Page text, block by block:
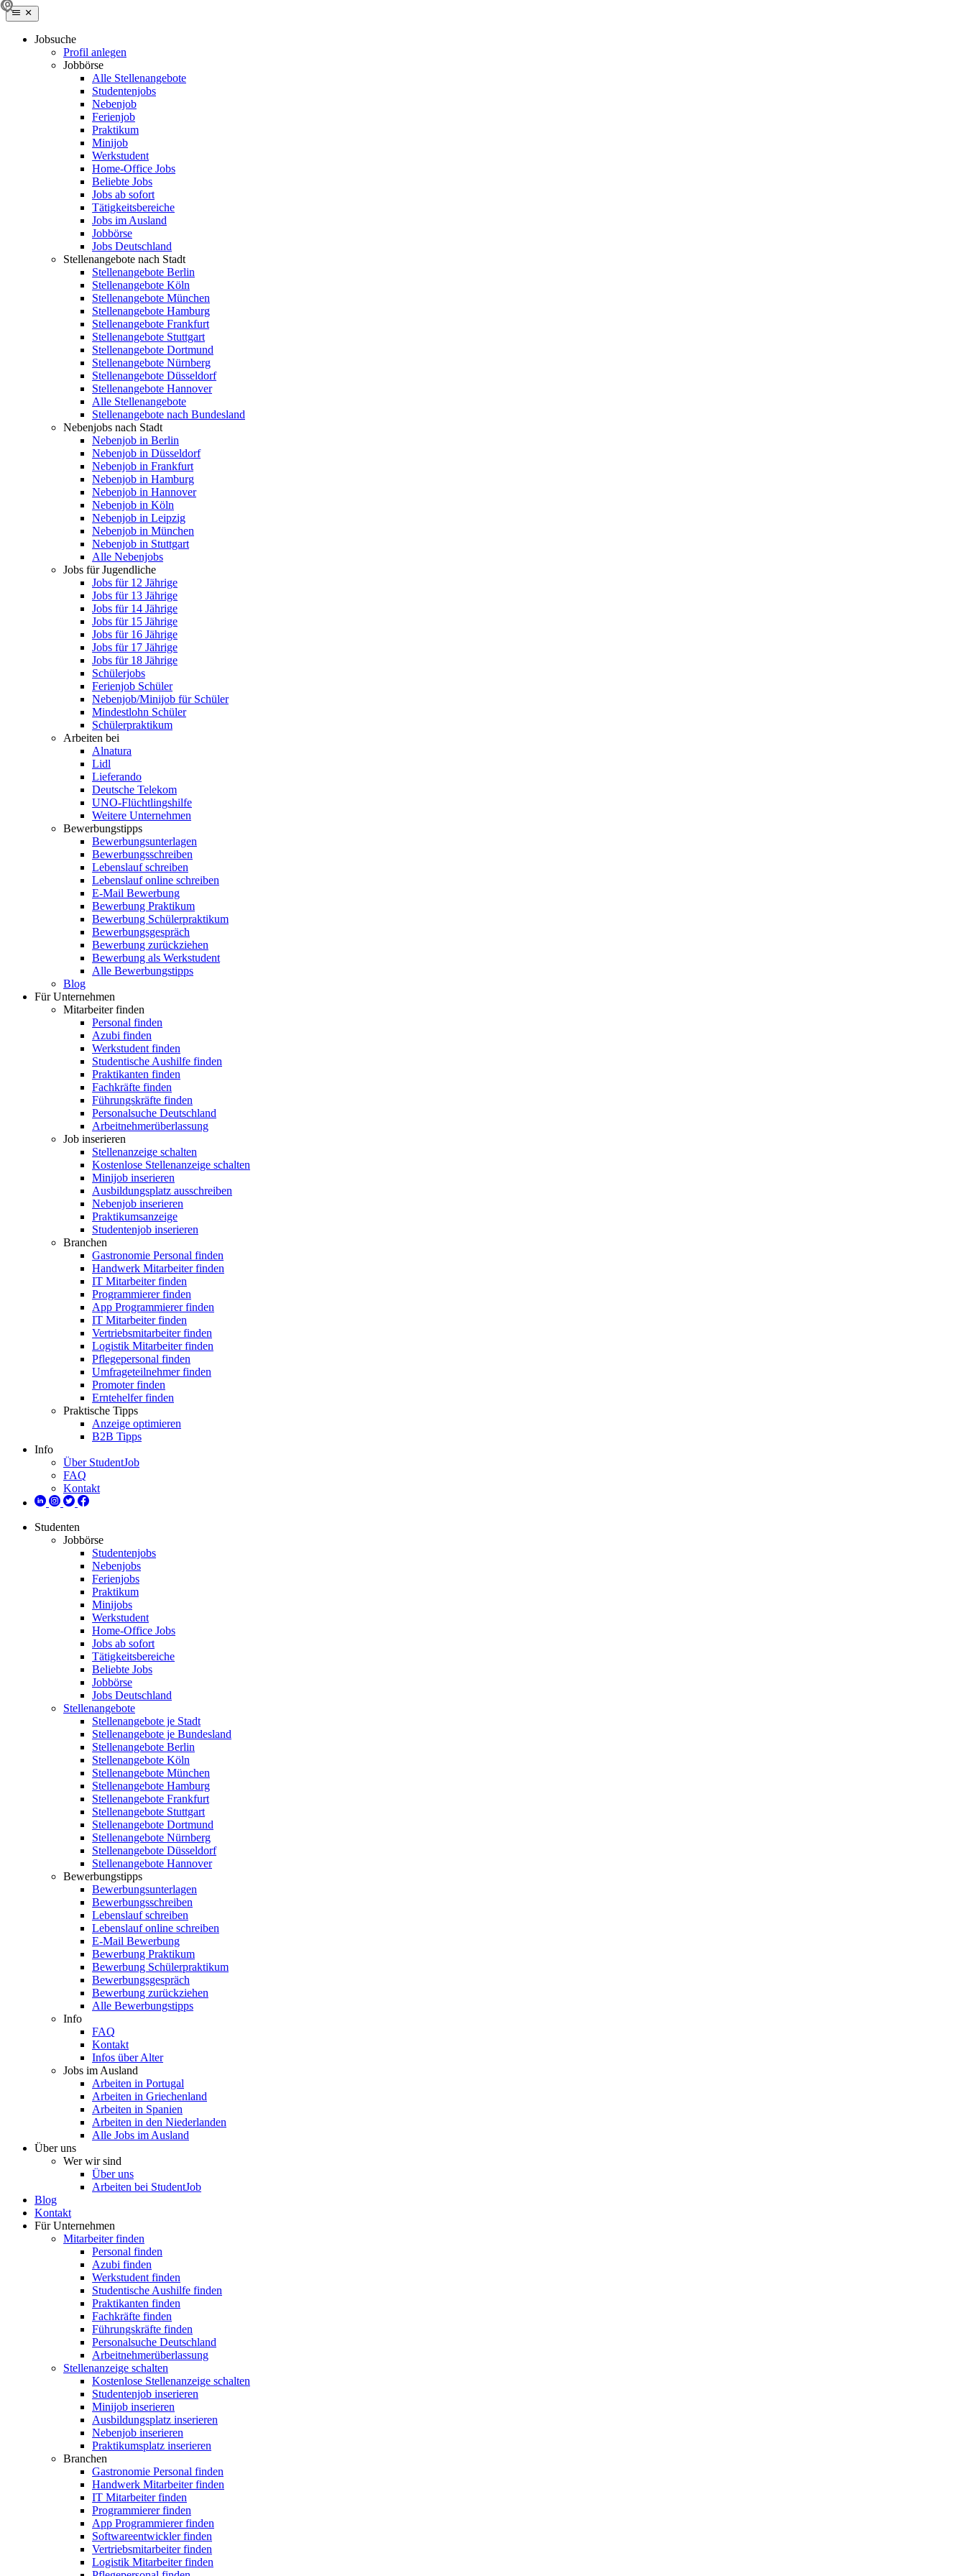
Jobsuche
Profil anlegen
Jobbörse
Alle Stellenangebote
Studentenjobs
Nebenjob
Ferienjob
Praktikum
Minijob
Werkstudent
Home-Office Jobs
Beliebte Jobs
Jobs ab sofort
Tätigkeitsbereiche
Jobs im Ausland
Jobbörse
Jobs Deutschland
Stellenangebote nach Stadt
Stellenangebote Berlin
Stellenangebote Köln
Stellenangebote München
Stellenangebote Hamburg
Stellenangebote Frankfurt
Stellenangebote Stuttgart
Stellenangebote Dortmund
Stellenangebote Nürnberg
Stellenangebote Düsseldorf
Stellenangebote Hannover
Alle Stellenangebote
Stellenangebote nach Bundesland
Nebenjobs nach Stadt
Nebenjob in Berlin
Nebenjob in Düsseldorf
Nebenjob in Frankfurt
Nebenjob in Hamburg
Nebenjob in Hannover
Nebenjob in Köln
Nebenjob in Leipzig
Nebenjob in München
Nebenjob in Stuttgart
Alle Nebenjobs
Jobs für Jugendliche
Jobs für 12 Jährige
Jobs für 13 Jährige
Jobs für 14 Jährige
Jobs für 15 Jährige
Jobs für 16 Jährige
Jobs für 17 Jährige
Jobs für 18 Jährige
Schülerjobs
Ferienjob Schüler
Nebenjob/Minijob für Schüler
Mindestlohn Schüler
Schülerpraktikum
Arbeiten bei
Alnatura
Lidl
Lieferando
Deutsche Telekom
UNO-Flüchtlingshilfe
Weitere Unternehmen
Bewerbungstipps
Bewerbungsunterlagen
Bewerbungsschreiben
Lebenslauf schreiben
Lebenslauf online schreiben
E-Mail Bewerbung
Bewerbung Praktikum
Bewerbung Schülerpraktikum
Bewerbungsgespräch
Bewerbung zurückziehen
Bewerbung als Werkstudent
Alle Bewerbungstipps
Blog
Für Unternehmen
Mitarbeiter finden
Personal finden
Azubi finden
Werkstudent finden
Studentische Aushilfe finden
Praktikanten finden
Fachkräfte finden
Führungskräfte finden
Personalsuche Deutschland
Arbeitnehmerüberlassung
Job inserieren
Stellenanzeige schalten
Kostenlose Stellenanzeige schalten
Minijob inserieren
Ausbildungsplatz ausschreiben
Nebenjob inserieren
Praktikumsanzeige
Studentenjob inserieren
Branchen
Gastronomie Personal finden
Handwerk Mitarbeiter finden
IT Mitarbeiter finden
Programmierer finden
App Programmierer finden
IT Mitarbeiter finden
Vertriebsmitarbeiter finden
Logistik Mitarbeiter finden
Pflegepersonal finden
Umfrageteilnehmer finden
Promoter finden
Erntehelfer finden
Praktische Tipps
Anzeige optimieren
B2B Tipps
Info
Über StudentJob
FAQ
Kontakt
Studenten
Jobbörse
Studentenjobs
Nebenjobs
Ferienjobs
Praktikum
Minijobs
Werkstudent
Home-Office Jobs
Jobs ab sofort
Tätigkeitsbereiche
Beliebte Jobs
Jobbörse
Jobs Deutschland
Stellenangebote
Stellenangebote je Stadt
Stellenangebote je Bundesland
Stellenangebote Berlin
Stellenangebote Köln
Stellenangebote München
Stellenangebote Hamburg
Stellenangebote Frankfurt
Stellenangebote Stuttgart
Stellenangebote Dortmund
Stellenangebote Nürnberg
Stellenangebote Düsseldorf
Stellenangebote Hannover
Bewerbungstipps
Bewerbungsunterlagen
Bewerbungsschreiben
Lebenslauf schreiben
Lebenslauf online schreiben
E-Mail Bewerbung
Bewerbung Praktikum
Bewerbung Schülerpraktikum
Bewerbungsgespräch
Bewerbung zurückziehen
Alle Bewerbungstipps
Info
FAQ
Kontakt
Infos über Alter
Jobs im Ausland
Arbeiten in Portugal
Arbeiten in Griechenland
Arbeiten in Spanien
Arbeiten in den Niederlanden
Alle Jobs im Ausland
Über uns
Wer wir sind
Über uns
Arbeiten bei StudentJob
Blog
Kontakt
Für Unternehmen
Mitarbeiter finden
Personal finden
Azubi finden
Werkstudent finden
Studentische Aushilfe finden
Praktikanten finden
Fachkräfte finden
Führungskräfte finden
Personalsuche Deutschland
Arbeitnehmerüberlassung
Stellenanzeige schalten
Kostenlose Stellenanzeige schalten
Studentenjob inserieren
Minijob inserieren
Ausbildungsplatz inserieren
Nebenjob inserieren
Praktikumsplatz inserieren
Branchen
Gastronomie Personal finden
Handwerk Mitarbeiter finden
IT Mitarbeiter finden
Programmierer finden
App Programmierer finden
Softwareentwickler finden
Vertriebsmitarbeiter finden
Logistik Mitarbeiter finden